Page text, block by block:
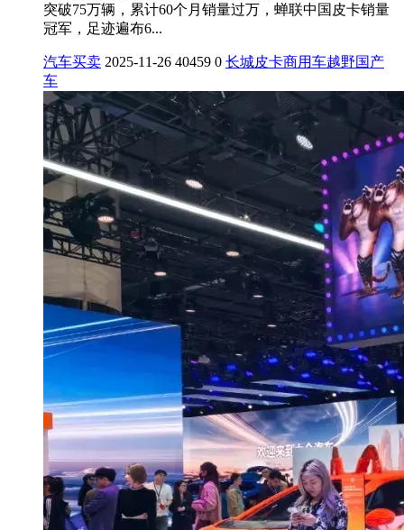
突破75万辆，累计60个月销量过万，蝉联中国皮卡销量
冠军，足迹遍布6...
汽车买卖 2025-11-26 40459 0 长城皮卡商用车越野国产
车